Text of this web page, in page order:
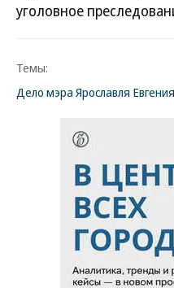
уголовное
Темы:
Дело мэра Ярославля